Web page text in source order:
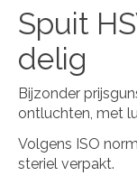
Spuit
delig
Bijzonder
ontluchten, met
Volgens ISO
steriel verpakt.